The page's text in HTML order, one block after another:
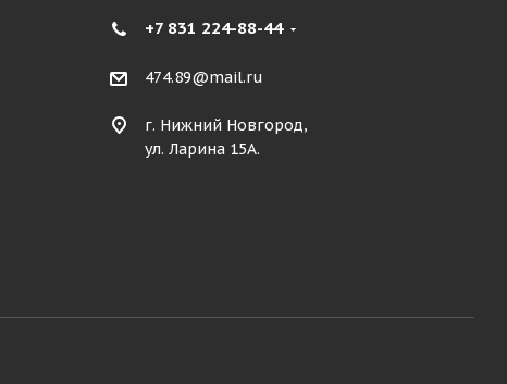
+7 831 224-88-44
474.89@mail.ru
г. Нижний Новгород,
ул. Ларина 15А.